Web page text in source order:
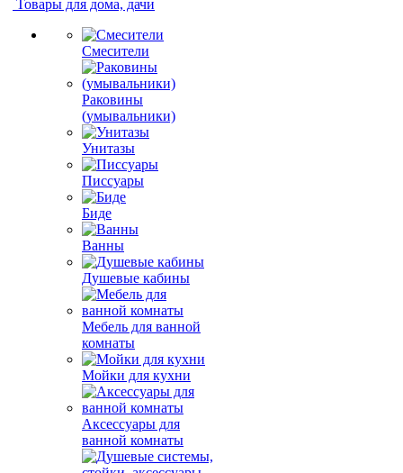
Товары для дома, дачи
Смесители
Раковины
(умывальники)
Унитазы
Писсуары
Биде
Ванны
Душевые кабины
Мебель для ванной
комнаты
Мойки для кухни
Аксессуары для
ванной комнаты